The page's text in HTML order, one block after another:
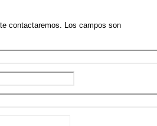
contactaremos. Los campos son